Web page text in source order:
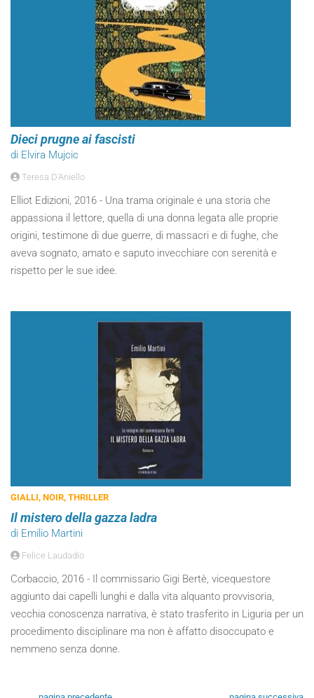
Dieci prugne ai fascisti
di Elvira Mujcic
Teresa D'Aniello
Elliot Edizioni, 2016 - Una trama originale e una storia che
appassiona il lettore, quella di una donna legata alle proprie
origini, testimone di due guerre, di massacri e di fughe, che
aveva sognato, amato e saputo invecchiare con serenità e
rispetto per le sue idee.
GIALLI, NOIR, THRILLER
Il mistero della gazza ladra
di Emilio Martini
Felice Laudadio
Corbaccio, 2016 - Il commissario Gigi Bertè, vicequestore
aggiunto dai capelli lunghi e dalla vita alquanto provvisoria,
vecchia conoscenza narrativa, è stato trasferito in Liguria per un
procedimento disciplinare ma non è affatto disoccupato e
nemmeno senza donne.